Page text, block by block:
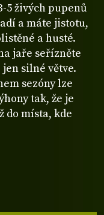
5 živých pupenů
a máte jistotu,
a husté.
jaře seřízněte
silné větve.
sezóny lze
tak, že je
do místa, kde